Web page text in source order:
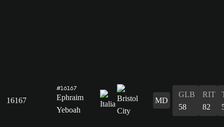
16167
#16167
Ephraim
Yeboah
MD
GLB
58
RIT
82